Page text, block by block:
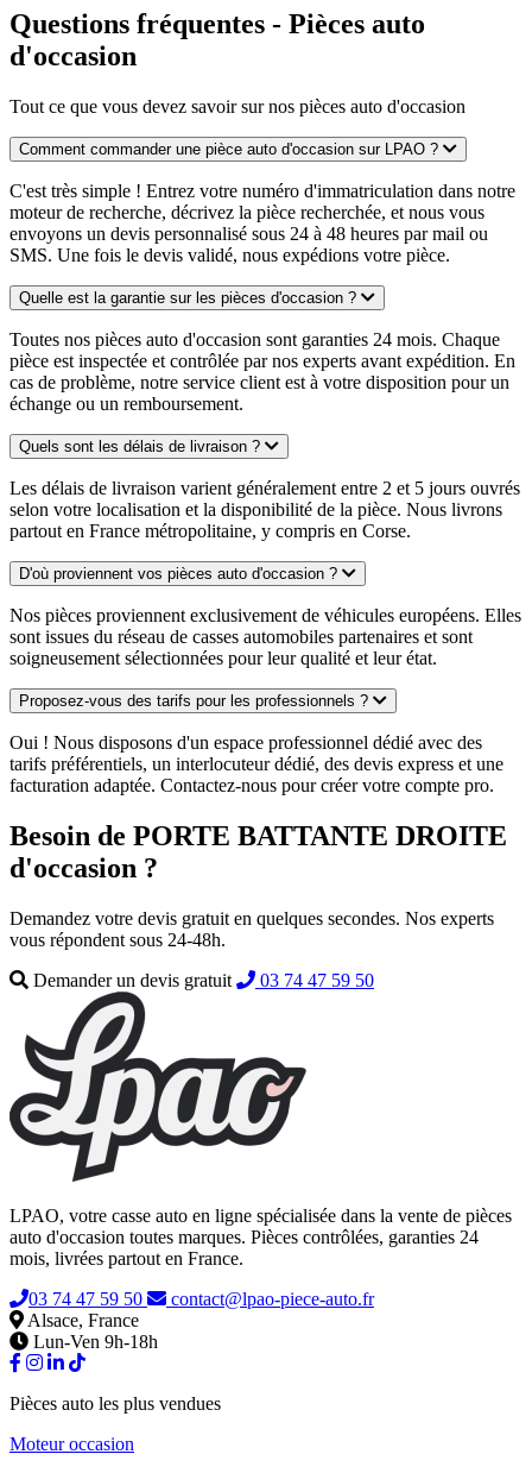
Questions fréquentes - Pièces auto
d'occasion
Tout ce que vous devez savoir sur nos pièces auto d'occasion
Comment commander une pièce auto d'occasion sur LPAO ?
C'est très simple ! Entrez votre numéro d'immatriculation dans notre
moteur de recherche, décrivez la pièce recherchée, et nous vous
envoyons un devis personnalisé sous 24 à 48 heures par mail ou
SMS. Une fois le devis validé, nous expédions votre pièce.
Quelle est la garantie sur les pièces d'occasion ?
Toutes nos pièces auto d'occasion sont garanties 24 mois. Chaque
pièce est inspectée et contrôlée par nos experts avant expédition. En
cas de problème, notre service client est à votre disposition pour un
échange ou un remboursement.
Quels sont les délais de livraison ?
Les délais de livraison varient généralement entre 2 et 5 jours ouvrés
selon votre localisation et la disponibilité de la pièce. Nous livrons
partout en France métropolitaine, y compris en Corse.
D'où proviennent vos pièces auto d'occasion ?
Nos pièces proviennent exclusivement de véhicules européens. Elles
sont issues du réseau de casses automobiles partenaires et sont
soigneusement sélectionnées pour leur qualité et leur état.
Proposez-vous des tarifs pour les professionnels ?
Oui ! Nous disposons d'un espace professionnel dédié avec des
tarifs préférentiels, un interlocuteur dédié, des devis express et une
facturation adaptée. Contactez-nous pour créer votre compte pro.
Besoin de PORTE BATTANTE DROITE
d'occasion ?
Demandez votre devis gratuit en quelques secondes. Nos experts
vous répondent sous 24-48h.
Demander un devis gratuit
03 74 47 59 50
LPAO, votre casse auto en ligne spécialisée dans la vente de pièces
auto d'occasion toutes marques. Pièces contrôlées, garanties 24
mois, livrées partout en France.
03 74 47 59 50
contact@lpao-piece-auto.fr
Alsace, France
Lun-Ven 9h-18h
Pièces auto les plus vendues
Moteur occasion